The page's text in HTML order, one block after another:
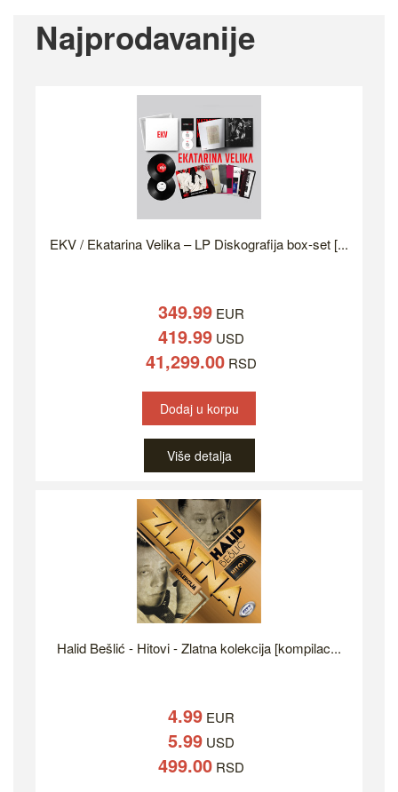
Najprodavanije
EKV / Ekatarina Velika – LP Diskografija box-set [...
349.99 EUR
419.99 USD
41,299.00 RSD
Dodaj u korpu
Više detalja
Halid Bešlić - Hitovi - Zlatna kolekcija [kompilac...
4.99 EUR
5.99 USD
499.00 RSD